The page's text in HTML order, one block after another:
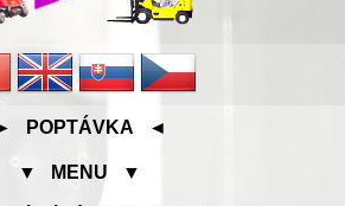
POPTÁVKA ◄
▼ MENU ▼